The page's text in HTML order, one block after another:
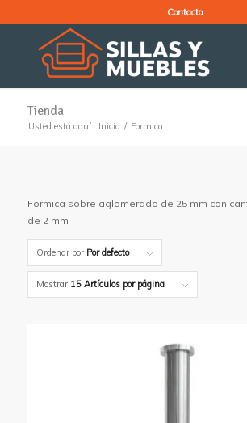
Contacto
Tienda
Usted está aquí: Inicio / Formica
Formica sobre aglomerado de 25 mm con
de 2 mm
Ordenar por Por defecto
Mostrar 15 Artículos por página